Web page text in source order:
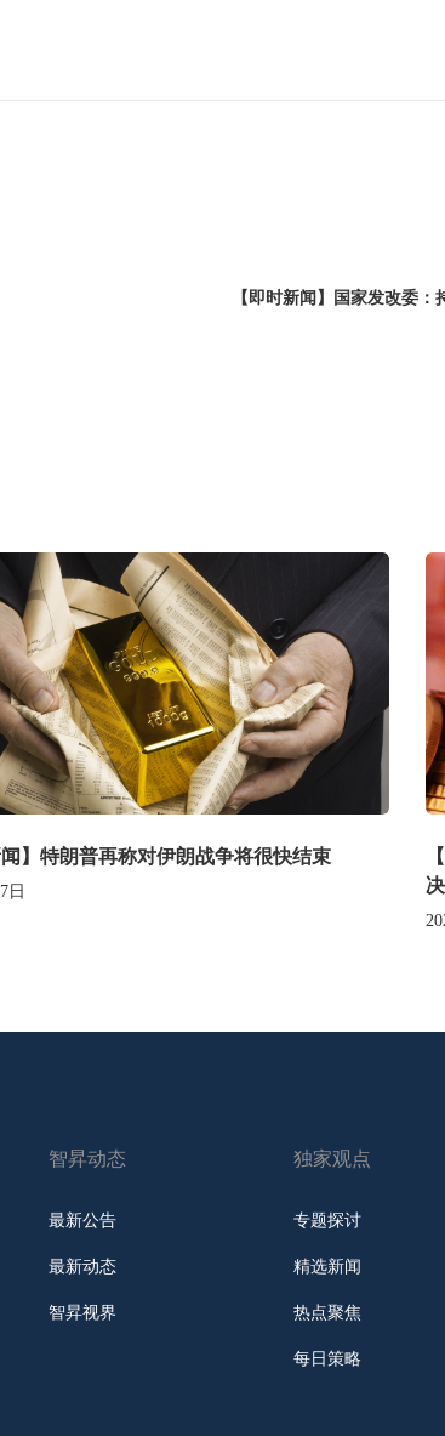
【即时新闻】国家发改委
闻】特朗普再称对伊朗战争将很快结束
日
智昇动态
最新公告
最新动态
智昇视界
独家观点
专题探讨
精选新闻
热点聚焦
每日策略